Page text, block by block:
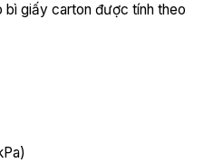
giấy carton được tính theo